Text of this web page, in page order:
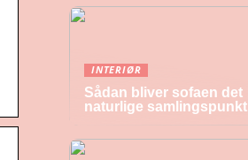
INTERIØR
Sådan bliver sofaen det
naturlige samlingspunkt